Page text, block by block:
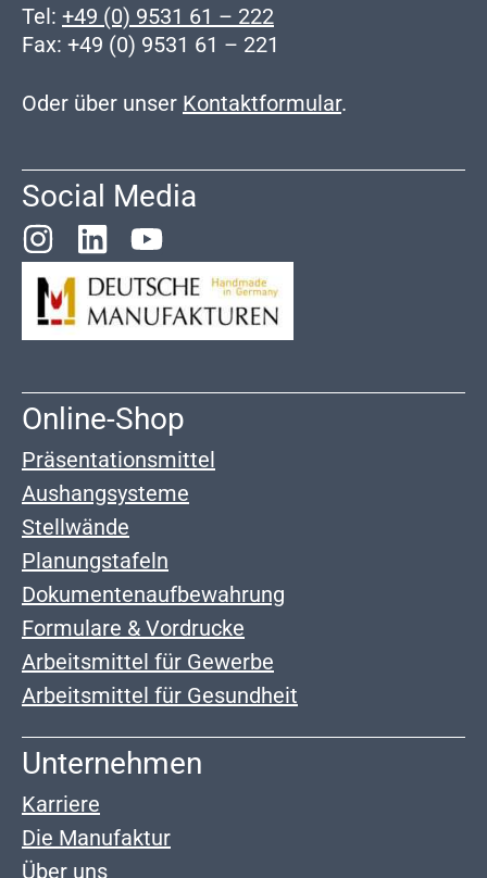
Tel: +49 (0) 9531 61 – 222
Fax: +49 (0) 9531 61 – 221
Oder über unser Kontaktformular.
Social Media
Online-Shop
Präsentationsmittel
Aushangsysteme
Stellwände
Planungstafeln
Dokumentenaufbewahrung
Formulare & Vordrucke
Arbeitsmittel für Gewerbe
Arbeitsmittel für Gesundheit
Unternehmen
Karriere
Die Manufaktur
Über uns